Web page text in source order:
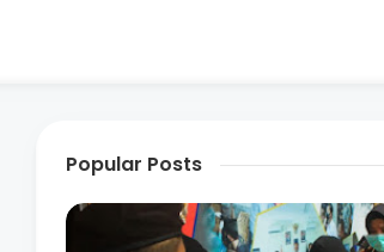
Popular Posts